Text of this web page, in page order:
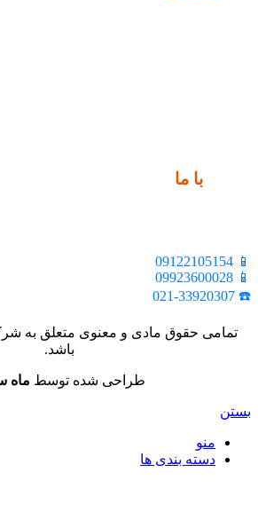
با ما
📱 09122105154
📱 09923600028
☎️ 021-33920307
تمامی حقوق مادی و معنوی متعلق به
باشد.
طراحی شده توسط ماه
بستن
منو
دسته بندی ها